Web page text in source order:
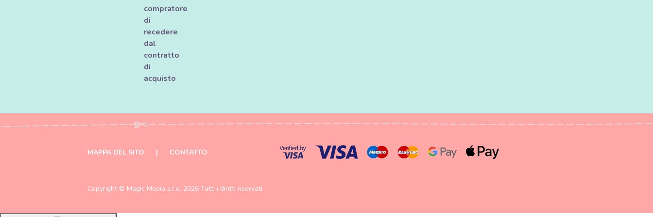
compratore
di
recedere
dal
contratto
di
acquisto
MAPPA DEL SITO | CONTATTO
Copyright © Magic Media s.r.o. 2026 Tutti i diritti riservati